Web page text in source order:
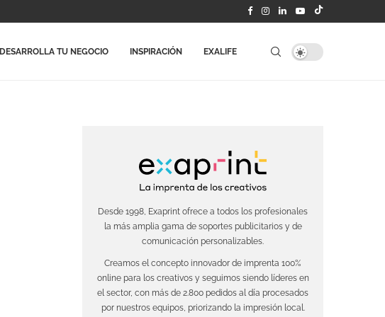
DESARROLLA TU NEGOCIO INSPIRACIÓN EXALIFE
Desde 1998, Exaprint ofrece a todos los profesionales
la más amplia gama de soportes publicitarios y de
comunicación personalizables.
Creamos el concepto innovador de imprenta 100%
online para los creativos y seguimos siendo líderes en
el sector, con más de 2.800 pedidos al día procesados
por nuestros equipos, priorizando la impresión local.